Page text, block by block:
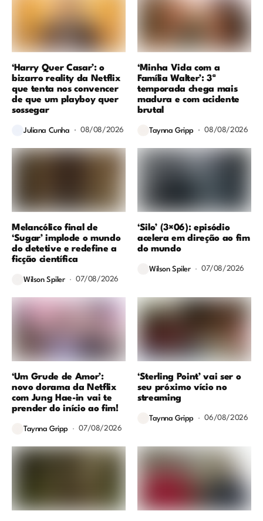
‘Harry Quer Casar’: o
bizarro reality da Netflix
que tenta nos convencer
de que um playboy quer
sossegar
Juliana Cunha 08/08/2026
‘Minha Vida com a
Família Walter’: 3ª
temporada chega mais
madura e com acidente
brutal
Taynna Gripp 08/08/2026
Melancólico final de
‘Sugar’ implode o mundo
do detetive e redefine a
ficção científica
Wilson Spiler 07/08/2026
‘Silo’ (3×06): episódio
acelera em direção ao fim
do mundo
Wilson Spiler 07/08/2026
‘Um Grude de Amor’:
novo dorama da Netflix
com Jung Hae-in vai te
prender do início ao fim!
Taynna Gripp 07/08/2026
‘Sterling Point’ vai ser o
seu próximo vício no
streaming
Taynna Gripp 06/08/2026